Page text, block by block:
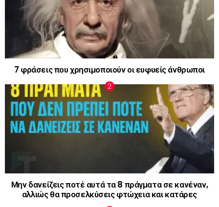
7 φράσεις που χρησιμοποιούν οι ευφυείς άνθρωποι
Μην δανείζεις ποτέ αυτά τα 8 πράγματα σε κανέναν,
αλλιώς θα προσελκύσεις φτώχεια και κατάρες